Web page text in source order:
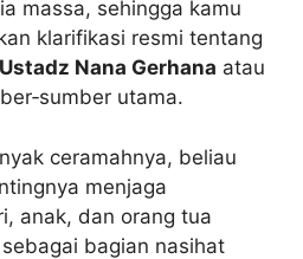
massa, sehingga kamu
klarifikasi resmi tentang
Nana Gerhana atau
utama.
ceramahnya, beliau
menjaga
anak, dan orang tua
bagian nasihat